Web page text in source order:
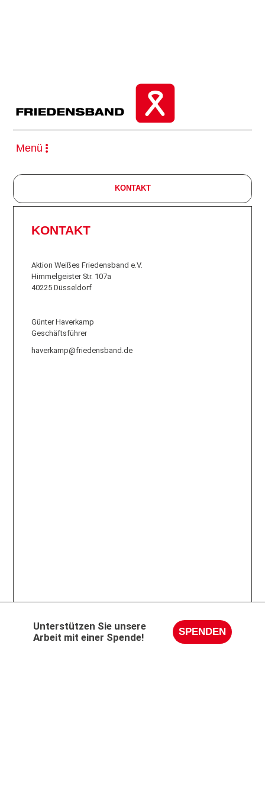
Menü
KONTAKT
KONTAKT
Aktion Weißes Friedensband e.V.
Himmelgeister Str. 107a
40225 Düsseldorf
Günter Haverkamp
Geschäftsführer
haverkamp@friedensband.de
Unterstützen Sie unsere
Arbeit mit einer Spende!
SPENDEN